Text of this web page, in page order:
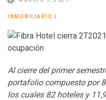
INMOBILIARIO
Al cierre del primer
portafolio compuesto por
los cuales 82 hoteles y